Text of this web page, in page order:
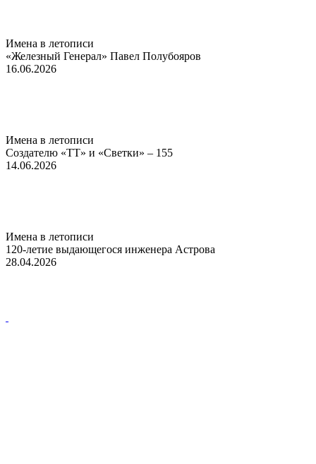
Имена в летописи
«Железный Генерал» Павел Полубояров
16.06.2026
Имена в летописи
Создателю «ТТ» и «Светки» – 155
14.06.2026
Имена в летописи
120-летие выдающегося инженера Астрова
28.04.2026